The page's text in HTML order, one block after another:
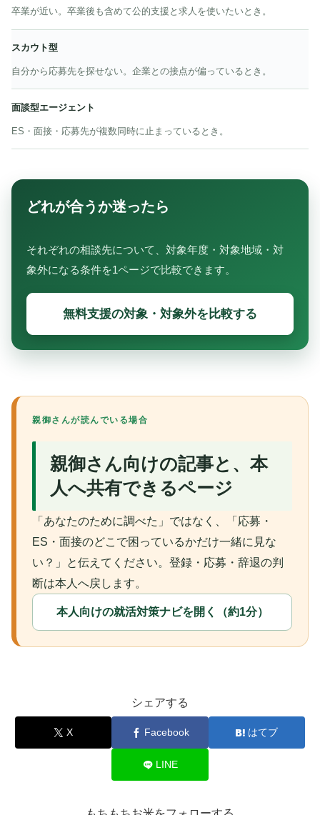
状
卒業が近い。卒業後も含めて公的支援と求人を使いたいとき。
スカウト型
自分から応募先を探せない。企業との接点が偏っているとき。
面談型エージェント
ES・面接・応募先が複数同時に止まっているとき。
どれが合うか迷ったら
それぞれの相談先について、対象年度・対象地域・対
象外になる条件を1ページで比較できます。
無料支援の対象・対象外を比較する
親御さんが読んでいる場合
親御さん向けの記事と、本
人へ共有できるページ
「あなたのために調べた」ではなく、「応募・
ES・面接のどこで困っているかだけ一緒に見な
い？」と伝えてください。登録・応募・辞退の判
断は本人へ戻します。
本人向けの就活対策ナビを開く（約1分）
シェアする
X Facebook はてブ
LINE